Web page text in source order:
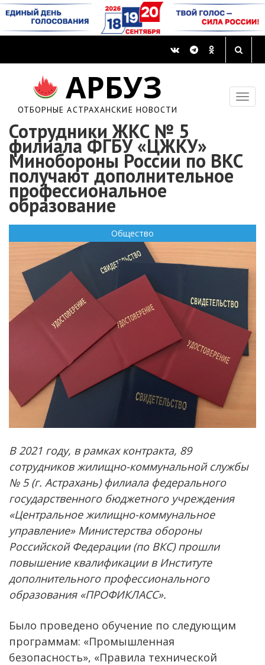
АРБУЗ
ОТБОРНЫЕ АСТРАХАНСКИЕ НОВОСТИ
Сотрудники ЖКС № 5
филиала ФГБУ «ЦЖКУ»
Минобороны России по ВКС
получают дополнительное
профессиональное
образование
Общество
В 2021 году, в рамках контракта, 89
сотрудников жилищно-коммунальной службы
№ 5 (г. Астрахань) филиала федерального
государственного бюджетного учреждения
«Центральное жилищно-коммунальное
управление» Министерства обороны
Российской Федерации (по ВКС) прошли
повышение квалификации в Институте
дополнительного профессионального
образования «ПРОФИКЛАСС».
Было проведено обучение по следующим
программам: «Промышленная
безопасность», «Правила технической